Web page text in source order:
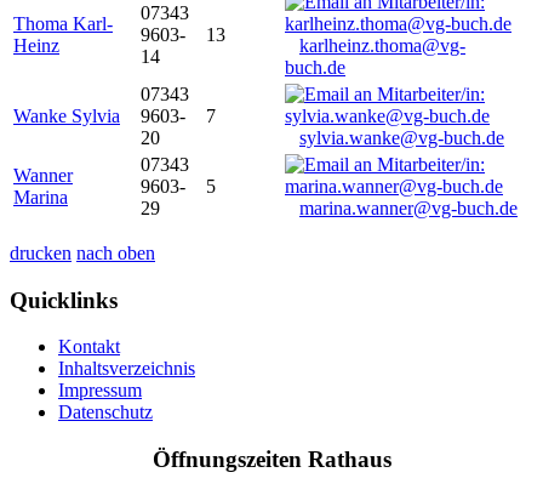
Thoma Karl-
Heinz
07343
9603-
14
13
karlheinz.thoma@vg-
buch.de
Wanke Sylvia
07343
9603-
20
7
sylvia.wanke@vg-buch.de
Wanner
Marina
07343
9603-
29
5
marina.wanner@vg-buch.de
drucken nach oben
Quicklinks
Kontakt
Inhaltsverzeichnis
Impressum
Datenschutz
Öffnungszeiten Rathaus